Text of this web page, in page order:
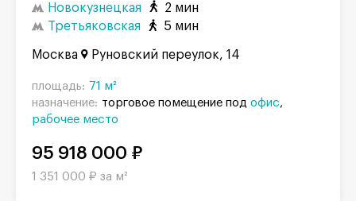
Новокузнецкая
2 мин
Третьяковская
5 мин
Москва Руновский переулок, 14
площадь: 71 м²
назначение: торговое помещение под офис
рабочее место
95 918 000 ₽
1 351 000 ₽ за м²